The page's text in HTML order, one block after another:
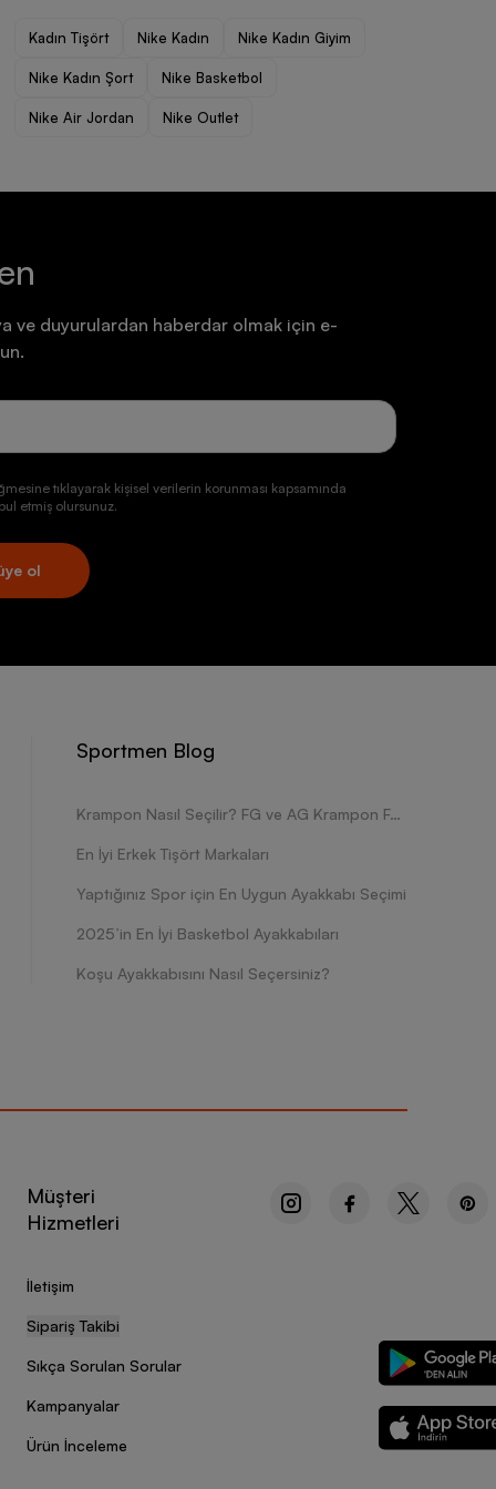
7.199,90 TL
Kadın Tişört Nike Kadın Nike Kadın Giyim
Nike Kadın Şort Nike Basketbol
Nike Air Jordan Nike Outlet
ve duyurulardan haberdar olmak için e-
tıklayarak kişisel verilerin korunması kapsamında
etmiş olursunuz.
ol
Sportmen Blog
Krampon Nasıl Seçilir? FG ve AG Krampon Farkları Nelerdir?
En İyi Erkek Tişört Markaları
Yaptığınız Spor için En Uygun Ayakkabı Seçimi
2025’in En İyi Basketbol Ayakkabıları
Koşu Ayakkabısını Nasıl Seçersiniz?
Müşteri
Hizmetleri
İletişim
Sipariş Takibi
Sıkça Sorulan Sorular
Kampanyalar
Ürün İnceleme